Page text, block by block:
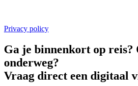
Privacy policy
Ga je binnenkort op reis?
onderweg?
Vraag direct een digitaal